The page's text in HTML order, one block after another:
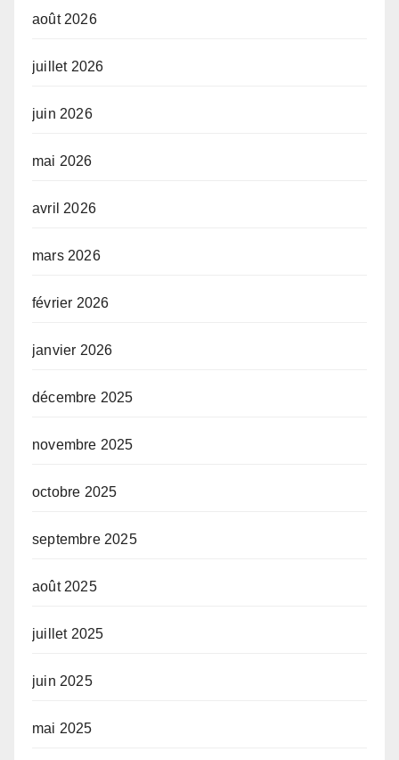
août 2026
juillet 2026
juin 2026
mai 2026
avril 2026
mars 2026
février 2026
janvier 2026
décembre 2025
novembre 2025
octobre 2025
septembre 2025
août 2025
juillet 2025
juin 2025
mai 2025